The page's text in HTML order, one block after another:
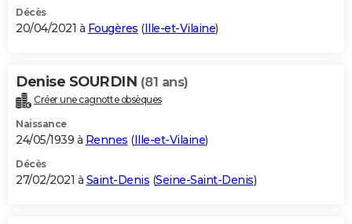
Décès
20/04/2021 à Fougères (Ille-et-Vilaine)
Denise SOURDIN (81 ans)
Créer une cagnotte obsèques
Naissance
24/05/1939 à Rennes (Ille-et-Vilaine)
Décès
27/02/2021 à Saint-Denis (Seine-Saint-Denis)